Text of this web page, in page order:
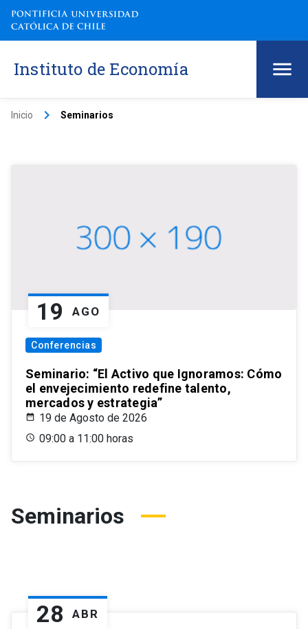
Instituto de Economía
Inicio keyboard_arrow_right Seminarios
19 AGO
Conferencias
Seminario: “El Activo que Ignoramos: Cómo
el envejecimiento redefine talento,
mercados y estrategia”
19 de Agosto de 2026
09:00 a 11:00 horas
Seminarios
28 ABR